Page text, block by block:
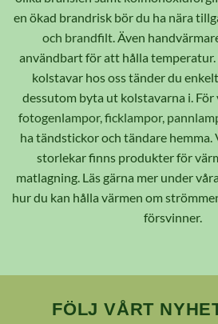
en ökad brandrisk bör du ha nära
och brandfilt. Även
användbart för att hålla
kolstavar hos oss tänder du
dessutom byta ut kolstavarna i. För
fotogenlampor, ficklampor,
ha tändstickor och tändare hemma.
storlekar finns produkter för
matlagning. Läs gärna mer under våra
hur du kan hålla värmen om
försvinner.
FÖLJ VÅRT